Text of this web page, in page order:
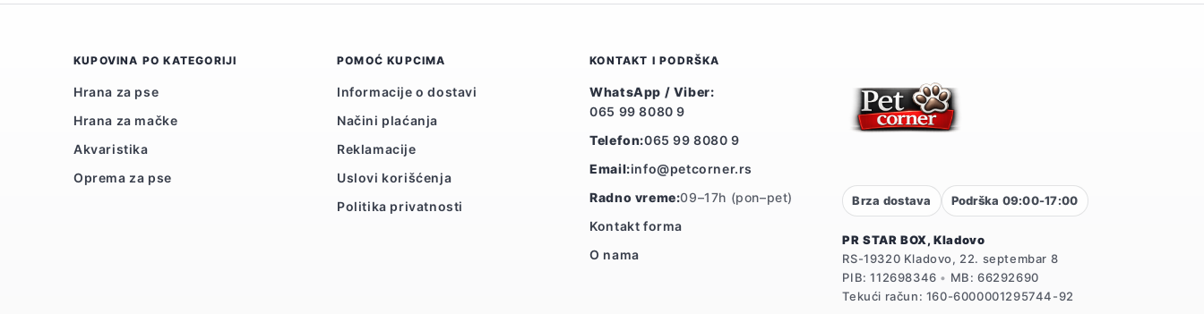
KUPOVINA PO KATEGORIJI
Hrana za pse
Hrana za mačke
Akvaristika
Oprema za pse
POMOĆ KUPCIMA
Informacije o dostavi
Načini plaćanja
Reklamacije
Uslovi korišćenja
Politika privatnosti
KONTAKT I PODRŠKA
WhatsApp / Viber:
065 99 8080 9
Telefon:065 99 8080 9
Email:info@petcorner.rs
Radno vreme:09–17h (pon–pet)
Kontakt forma
O nama
Brza dostava Podrška 09:00-17:00
PR STAR BOX, Kladovo
RS-19320 Kladovo, 22. septembar 8
PIB: 112698346 • MB: 66292690
Tekući račun: 160-6000001295744-92